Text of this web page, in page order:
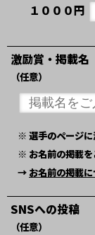
１０００円
激励賞・掲載名
（任意）
※ 選手のページ
※ お名前の掲載
→ お名前の掲載
SNSへの投稿
（任意）